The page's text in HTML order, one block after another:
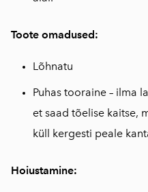
Toote omadused:
Lõhnatu
Puhas tooraine – ilma
et saad tõelise kaitse,
küll kergesti peale
Hoiustamine: